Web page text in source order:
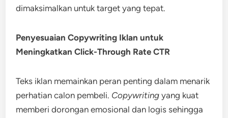
dimaksimalkan untuk target yang tepat.
Penyesuaian Copywriting Iklan untuk
Meningkatkan Click-Through Rate CTR
Teks iklan memainkan peran penting dalam menarik
perhatian calon pembeli. Copywriting yang kuat
memberi dorongan emosional dan logis sehingga